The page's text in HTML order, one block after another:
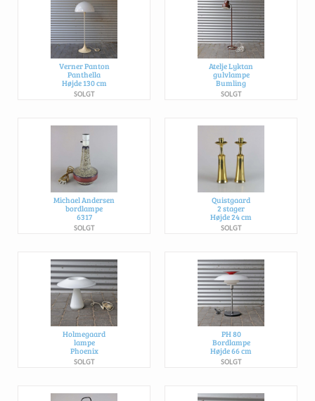
Verner Panton
Panthella
Højde 130 cm
SOLGT
Atelje Lyktan
gulvlampe
Bumling
SOLGT
Michael Andersen
bordlampe
6317
SOLGT
Quistgaard
2 stager
Højde 24 cm
SOLGT
Holmegaard
lampe
Phoenix
SOLGT
PH 80
Bordlampe
Højde 66 cm
SOLGT